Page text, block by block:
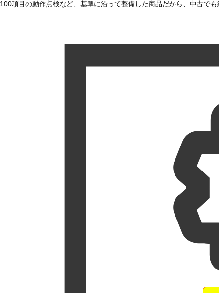
100項目の動作点検など、基準に沿って整備した商品だから、中古で